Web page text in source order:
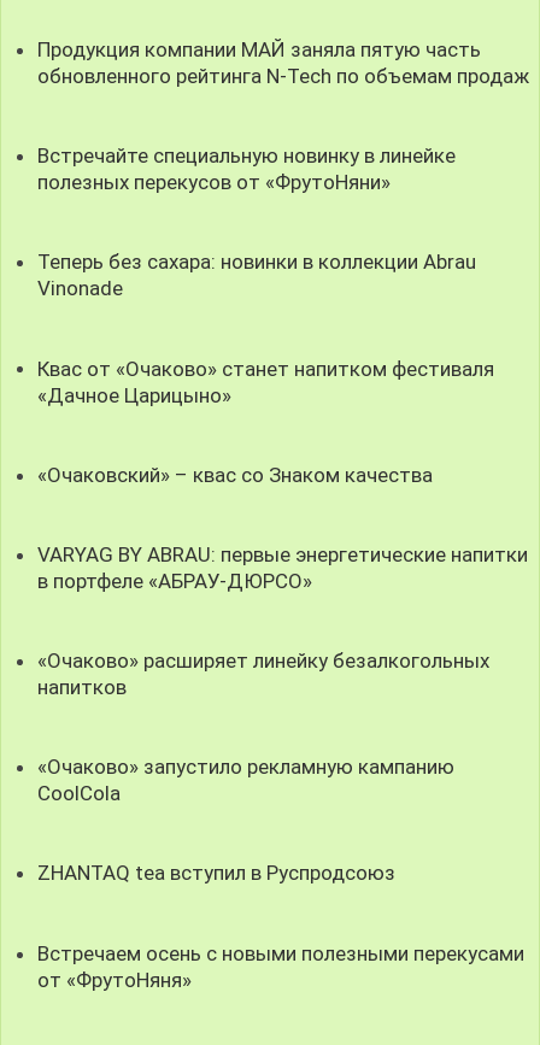
Продукция компании МАЙ заняла пятую часть
обновленного рейтинга N-Tech по объемам продаж
Встречайте специальную новинку в линейке
полезных перекусов от «ФрутоНяни»
Теперь без сахара: новинки в коллекции Abrau
Vinonade
Квас от «Очаково» станет напитком фестиваля
«Дачное Царицыно»
«Очаковский» – квас со Знаком качества
VARYAG BY ABRAU: первые энергетические напитки
в портфеле «АБРАУ-ДЮРСО»
«Очаково» расширяет линейку безалкогольных
напитков
«Очаково» запустило рекламную кампанию
CoolCola
ZHANTAQ tea вступил в Руспродсоюз
Встречаем осень с новыми полезными перекусами
от «ФрутоНяня»